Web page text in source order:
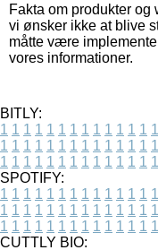
Fakta om produkter
vi ønsker ikke at blive
måtte være
vores informationer.
BITLY:
1 1 1 1 1 1 1 1 1 1 1 1 1 1
1 1 1 1 1 1 1 1 1 1 1 1 1 1
1 1 1 1 1 1 1 1 1 1 1 1 1 1
SPOTIFY:
1 1 1 1 1 1 1 1 1 1 1 1 1 1
1 1 1 1 1 1 1 1 1 1 1 1 1 1
1 1 1 1 1 1 1 1 1 1 1 1 1 1
CUTTLY BIO: